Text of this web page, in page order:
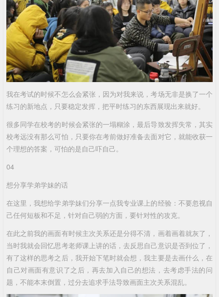
我在考试的时候不怎么会紧张，因为对我来说，考场无非是换了一个
练习的新地点，只要稳定发挥，把平时练习的东西展现出来就好。
很多同学在校考的时候会紧张的一塌糊涂，最后导致发挥失常，其实
校考远没有那么可怕，只要你在考前做好准备去面对它，就能收获一
个理想的答案，可怕的是自己吓自己。
04
想分享学弟学妹的话
在这里，我想给学弟学妹们分享一点我专业课上的经验：不要忽视自
己任何短板和不足，针对自己弱的方面，要针对性的攻克。
在此之前我的画面有时候主次关系还是分得不清，画着画着就灰了，
当时我就会回忆思考老师课上讲的话，去反思自己意识是否到位了，
有了这样的思考之后，我开始下笔时就会想，我主要是去画什么，在
自己对画面有意识了之后，再去加入自己的想法，去考虑手法的问
题，不能本末倒置，过分去追求手法导致画面主次关系混乱。